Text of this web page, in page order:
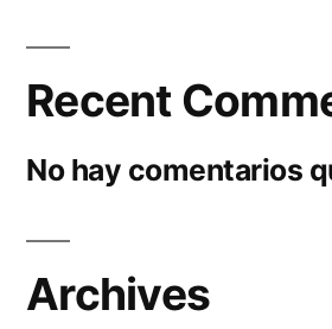
Recent
No hay comentarios
Archives